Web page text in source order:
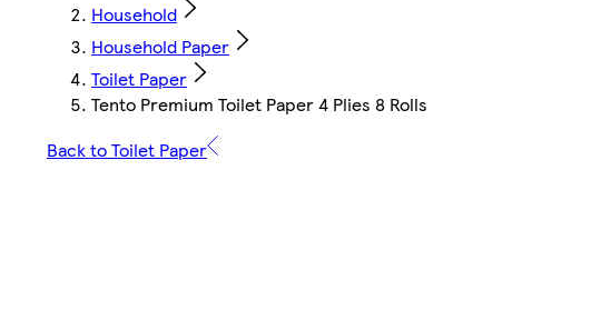
Household
Household Paper
Toilet Paper
Tento Premium Toilet Paper 4 Plies 8 Rolls
Back to Toilet Paper